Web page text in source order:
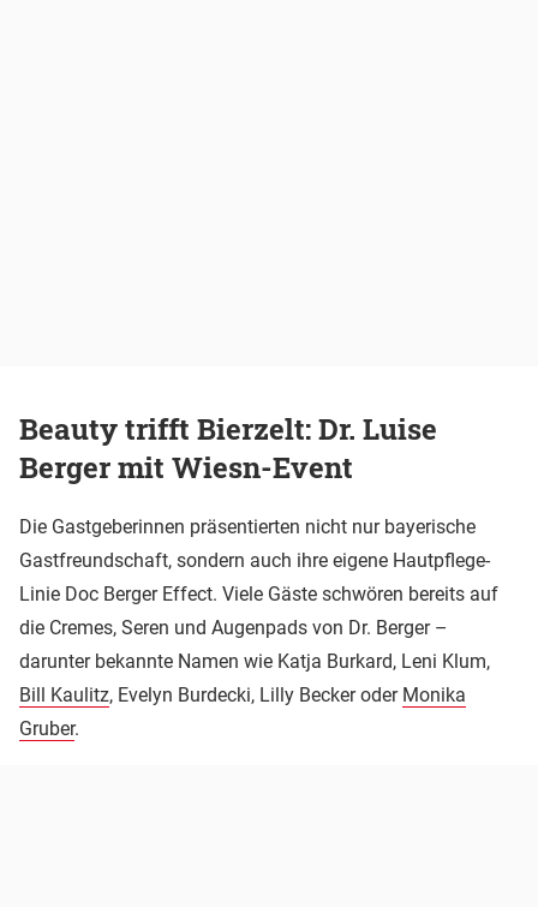
Beauty trifft Bierzelt: Dr. Luise
Berger mit Wiesn-Event
Die Gastgeberinnen präsentierten nicht nur bayerische
Gastfreundschaft, sondern auch ihre eigene Hautpflege-
Linie Doc Berger Effect. Viele Gäste schwören bereits auf
die Cremes, Seren und Augenpads von Dr. Berger –
darunter bekannte Namen wie Katja Burkard, Leni Klum,
Bill Kaulitz, Evelyn Burdecki, Lilly Becker oder Monika
Gruber.